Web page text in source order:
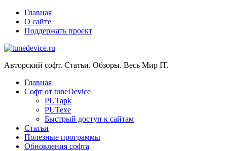
Главная
О сайте
Поддержать проект
Авторский софт. Статьи. Обзоры. Весь Мир IT.
Главная
Софт от tuneDevice
PUTapk
PUTexe
Быстрый доступ к сайтам
Cтатьи
Полезные программы
Обновления софта